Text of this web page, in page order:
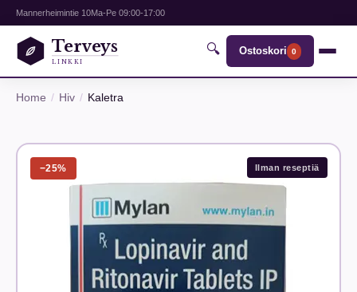
Mannerheimintie 10Ma-Pe 09:00-17:00
Terveys
LINKKI
🔍 Ostoskori 0
Home Hiv Kaletra
−25% Ilman reseptiä